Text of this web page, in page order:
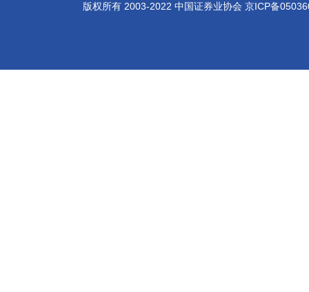
版权所有 2003-2022 中国证券业协会 京ICP备